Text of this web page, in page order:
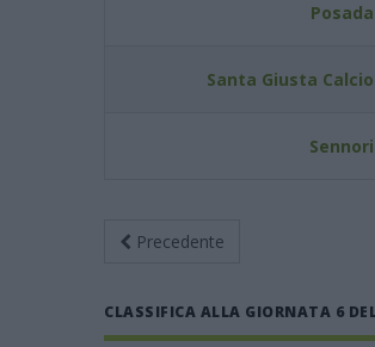
Posada
Santa Giusta Calcio
Sennori
Precedente
CLASSIFICA ALLA GIORNATA 6